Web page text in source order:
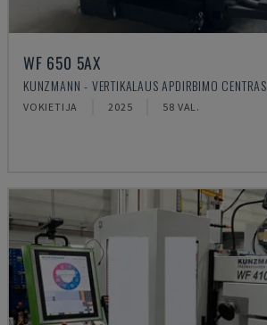
WF 650 5AX
KUNZMANN - VERTIKALAUS APDIRBIMO CENTRAS
VOKIETIJA 2025 58 VAL.